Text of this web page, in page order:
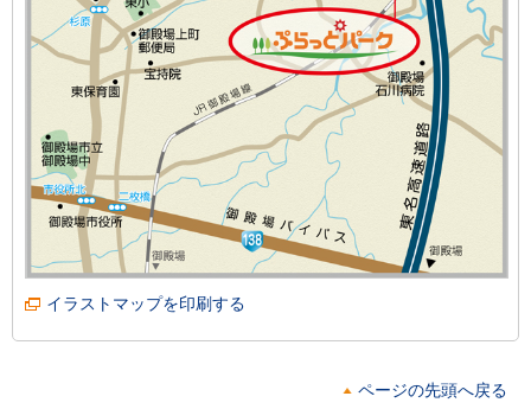
イラストマップを印刷する
ページの先頭へ戻る